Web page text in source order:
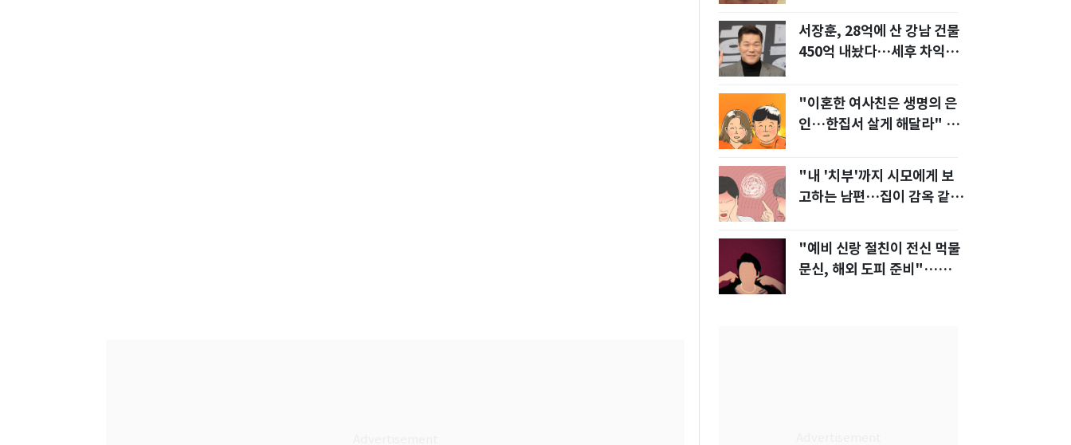
서장훈, 28억에 산 강남 건물
450억 내놨다…세후 차익
"이혼한 여사친은 생명의 은
인…한집서 살게 해달라" 남
"내 '치부'까지 시모에게 보
고하는 남편…집이 감옥 같
"예비 신랑 절친이 전신 먹물
문신, 해외 도피 준비"…예비